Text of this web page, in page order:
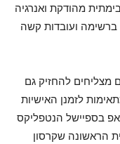
מהודקת ואנרגיה
ברשימה ועובדות קשה
מצליחים להחזיק גם
לזמנן האישיות
בספיישל הנטפליקס
הראשונה שקרסון